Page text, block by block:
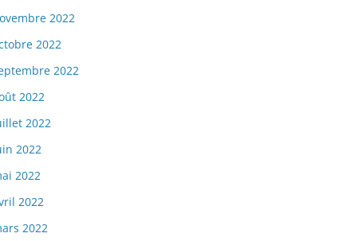
2022
2022
2022
2022
2022
2022
2022
2022
2022